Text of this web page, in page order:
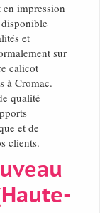
impression
et
sur
calicot
à Cromac.
qualité
et de
clients.